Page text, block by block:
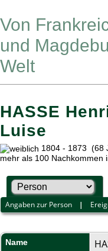
Von
und
Welt
HASSE
Luise
1804 - 1873 (68
mehr als 100 Nachkommen
Angaben zur Person |
Name